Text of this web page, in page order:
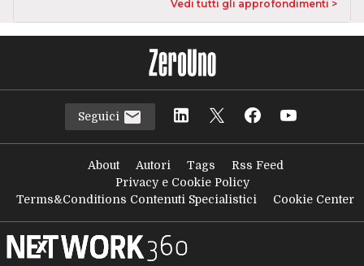
Vedi tutti gli approfondimenti >
Seguici
About Autori Tags
Rss Feed
Privacy e Cookie Policy
Terms&Conditions Contenuti Specialistici
Cookie Center